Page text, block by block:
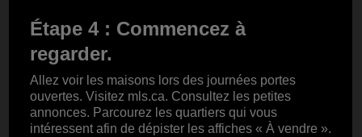
Étape 4 : Commencez à
regarder.
Allez voir les maisons lors des journées portes
ouvertes. Visitez mls.ca. Consultez les petites
annonces. Parcourez les quartiers qui vous
intéressent afin de dépister les affiches « À vendre ».